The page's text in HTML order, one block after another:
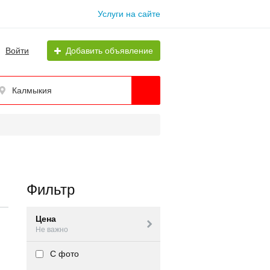
Услуги на сайте
Войти Добавить объявление
Калмыкия
Фильтр
Цена
Не важно
С фото